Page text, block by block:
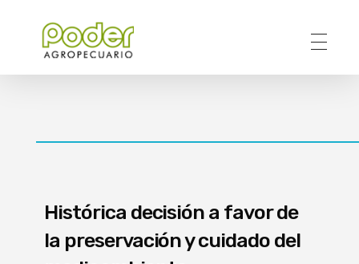
Histórica decisión a favor de
la preservación y cuidado del